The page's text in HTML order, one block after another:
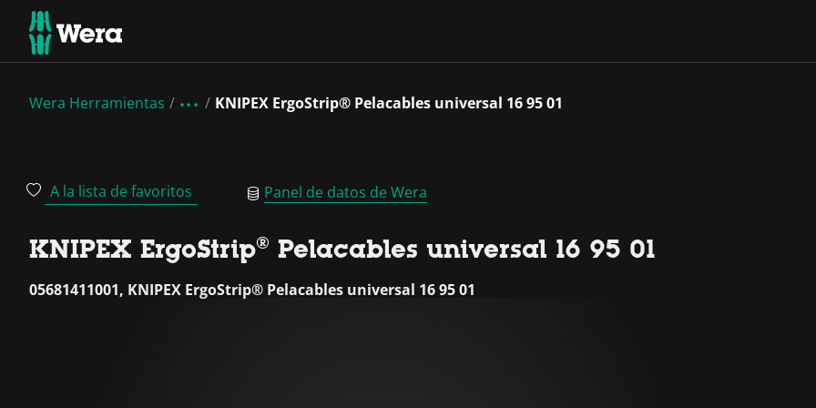
Wera Herramientas KNIPEX ErgoStrip® Pelacables universal 16 95 01
A la lista de favoritos Panel de datos de Wera
KNIPEX ErgoStrip® Pelacables universal 16 95 01
05681411001, KNIPEX ErgoStrip® Pelacables universal 16 95 01